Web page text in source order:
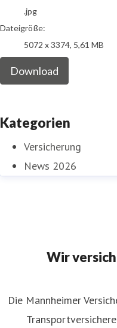
.jpg
Dateigröße:
5072 x 3374, 5,61 MB
Download
Kategorien
Versicherung
News 2026
Wir
Die Mannheimer